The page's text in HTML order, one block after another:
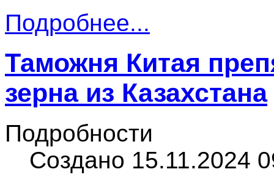
Подробнее...
Таможня Китая
зерна из Казахстана
Подробности
Создано 15.11.2024